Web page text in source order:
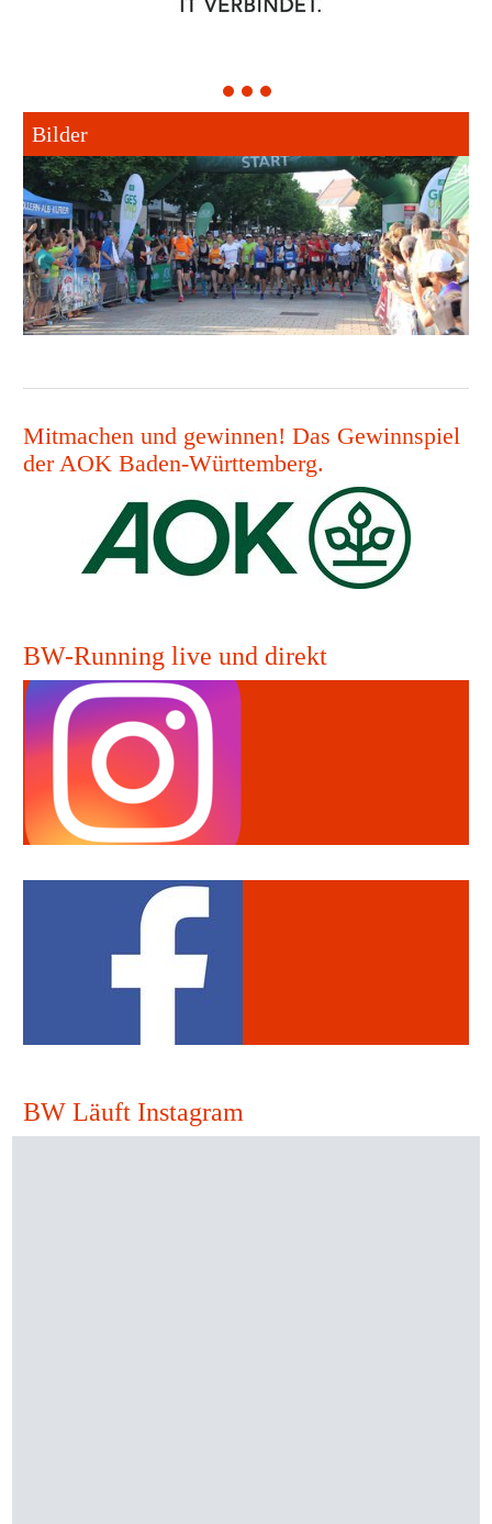
1 2 3
Bilder
Mitmachen und gewinnen! Das Gewinnspiel
der AOK Baden-Württemberg.
BW-Running live und direkt
BW Läuft Instagram